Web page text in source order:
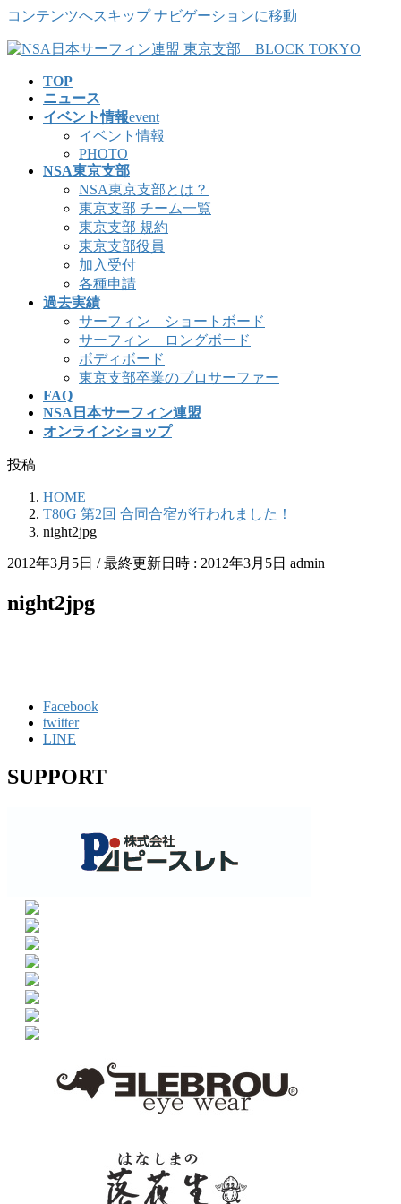
コンテンツへスキップ ナビゲーションに移動
TOP
ニュース
イベント情報event
イベント情報
PHOTO
NSA東京支部
NSA東京支部とは？
東京支部 チーム一覧
東京支部 規約
東京支部役員
加入受付
各種申請
過去実績
サーフィン ショートボード
サーフィン ロングボード
ボディボード
東京支部卒業のプロサーファー
FAQ
NSA日本サーフィン連盟
オンラインショップ
投稿
HOME
T80G 第2回 合同合宿が行われました！
night2jpg
2012年3月5日 / 最終更新日時 : 2012年3月5日 admin
night2jpg
Facebook
twitter
LINE
SUPPORT